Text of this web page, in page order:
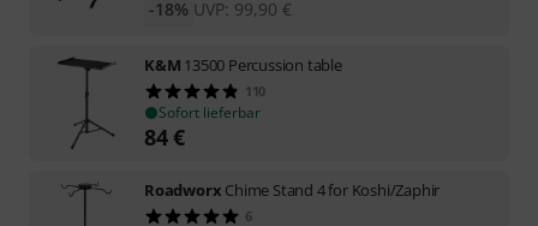
UVP: 99,90 €
-18%
K&M 13500 Percussion table
110
Sofort lieferbar
84€
Roadworx Chime Stand 4 for Koshi/Zaphir
6